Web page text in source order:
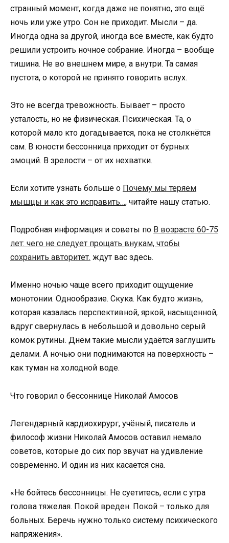
странный момент, когда даже не понятно, это ещё
ночь или уже утро. Сон не приходит. Мысли – да.
Иногда одна за другой, иногда все вместе, как будто
решили устроить ночное собрание. Иногда – вообще
тишина. Не во внешнем мире, а внутри. Та самая
пустота, о которой не принято говорить вслух.
Это не всегда тревожность. Бывает – просто
усталость, но не физическая. Психическая. Та, о
которой мало кто догадывается, пока не столкнётся
сам. В юности бессонница приходит от бурных
эмоций. В зрелости – от их нехватки.
Если хотите узнать больше о Почему мы теряем
мышцы и как это исправить…, читайте нашу статью.
Подробная информация и советы по В возрасте 60-75
лет: чего не следует прощать внукам, чтобы
сохранить авторитет. ждут вас здесь.
Именно ночью чаще всего приходит ощущение
монотонии. Однообразие. Скука. Как будто жизнь,
которая казалась перспективной, яркой, насыщенной,
вдруг свернулась в небольшой и довольно серый
комок рутины. Днём такие мысли удаётся заглушить
делами. А ночью они поднимаются на поверхность –
как туман на холодной воде.
Что говорил о бессоннице Николай Амосов
Легендарный кардиохирург, учёный, писатель и
философ жизни Николай Амосов оставил немало
советов, которые до сих пор звучат на удивление
современно. И один из них касается сна.
«Не бойтесь бессонницы. Не суетитесь, если с утра
голова тяжелая. Покой вреден. Покой – только для
больных. Беречь нужно только систему психического
напряжения».